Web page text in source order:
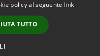
Copyright © 2026 • Comune di
policy al seguente link
TUTTO